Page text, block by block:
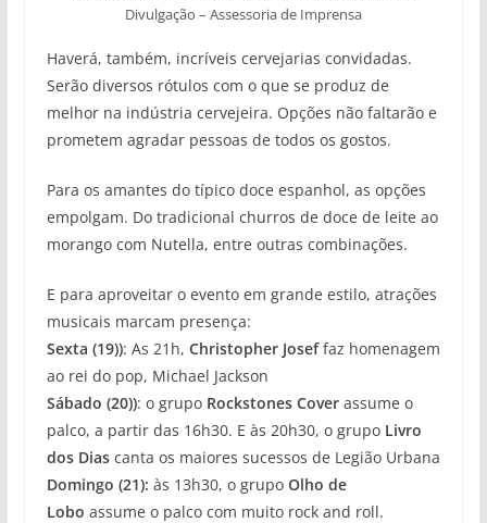
Divulgação – Assessoria de Imprensa
Haverá, também, incríveis cervejarias convidadas.
Serão diversos rótulos com o que se produz de
melhor na indústria cervejeira. Opções não faltarão e
prometem agradar pessoas de todos os gostos.
Para os amantes do típico doce espanhol, as opções
empolgam. Do tradicional churros de doce de leite ao
morango com Nutella, entre outras combinações.
E para aproveitar o evento em grande estilo, atrações
musicais marcam presença:
Sexta (19)): As 21h, Christopher Joseffaz homenagem
ao rei do pop, Michael Jackson
Sábado (20)): o grupoRockstones Coverassume o
palco, a partir das 16h30. E às 20h30, o grupo Livro
dos Diascanta os maiores sucessos de Legião Urbana
Domingo (21): às 13h30, o grupo Olho de
Lobo assume o palco com muito rock and roll.